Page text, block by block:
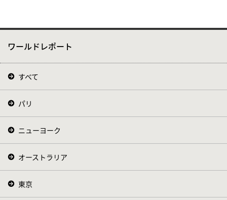
ワールドレポート
すべて
パリ
ニューヨーク
オーストラリア
東京